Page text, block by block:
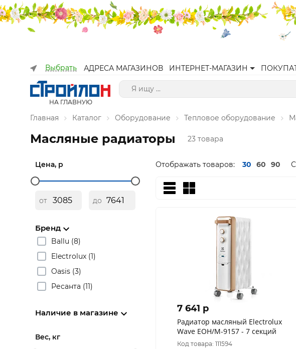
Выбрать АДРЕСА МАГАЗИНОВ ИНТЕРНЕТ-МАГАЗИН
НА ГЛАВНУЮ
Главная Каталог Оборудование Тепловое оборудование
Масляные радиаторы 23 товара
Цена, р
от до
Бренд
Ballu (8)
Electrolux (1)
Oasis (3)
Ресанта (11)
Наличие в магазине
Вес, кг
Отображать товаров: 30 60 90
7 641 p
Радиатор масляный Electrolux
Wave EOH/M-9157 - 7 секций
Код товара: 111594